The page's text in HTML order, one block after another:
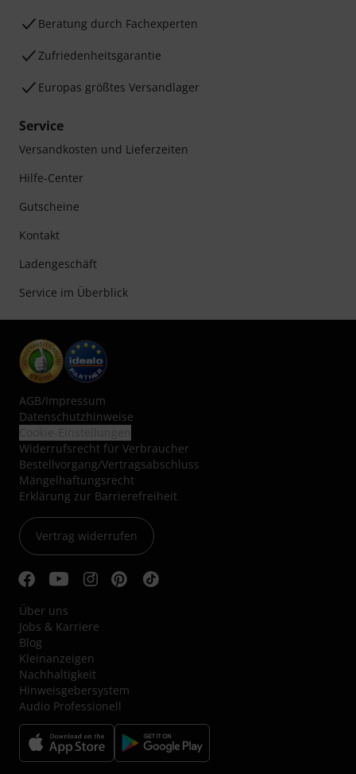
Beratung durch Fachexperten
Zufriedenheitsgarantie
Europas größtes Versandlager
Service
Versandkosten und Lieferzeiten
Hilfe-Center
Gutscheine
Kontakt
Ladengeschäft
Service im Überblick
AGB/Impressum
Datenschutzhinweise
Widerrufsrecht für Verbraucher
Bestellvorgang/Vertragsabschluss
Mängelhaftungsrecht
Erklärung zur Barrierefreiheit
Vertrag widerrufen
Über uns
Jobs & Karriere
Blog
Kleinanzeigen
Nachhaltigkeit
Hinweisgebersystem
Audio Professionell